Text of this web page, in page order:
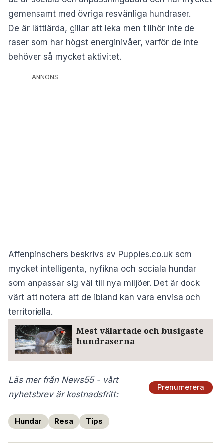
gemensamt med övriga resvänliga hundraser.
De är lättlärda, gillar att leka men tillhör inte de
raser som har högst energinivåer, varför de inte
behöver så mycket aktivitet.
ANNONS
Affenpinschers beskrivs av Puppies.co.uk som
mycket intelligenta, nyfikna och sociala hundar
som anpassar sig väl till nya miljöer. Det är dock
värt att notera att de ibland kan vara envisa och
territoriella.
Mest välartade och busigaste
hundraserna
Läs mer från News55 - vårt
nyhetsbrev är kostnadsfritt:
Prenumerera
Hundar Resa Tips